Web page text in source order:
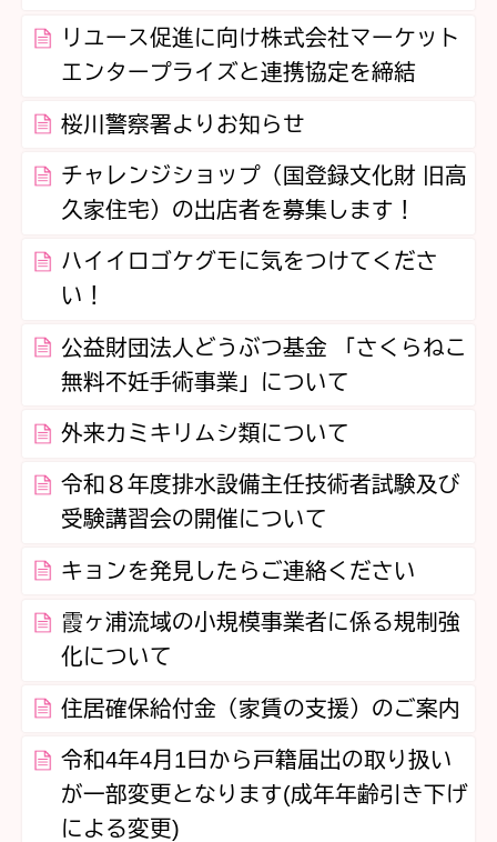
リユース促進に向け株式会社マーケット
エンタープライズと連携協定を締結
桜川警察署よりお知らせ
チャレンジショップ（国登録文化財 旧高
久家住宅）の出店者を募集します！
ハイイロゴケグモに気をつけてくださ
い！
公益財団法人どうぶつ基金 「さくらねこ
無料不妊手術事業」について
外来カミキリムシ類について
令和８年度排水設備主任技術者試験及び
受験講習会の開催について
キョンを発見したらご連絡ください
霞ヶ浦流域の小規模事業者に係る規制強
化について
住居確保給付金（家賃の支援）のご案内
令和4年4月1日から戸籍届出の取り扱い
が一部変更となります(成年年齢引き下げ
による変更)